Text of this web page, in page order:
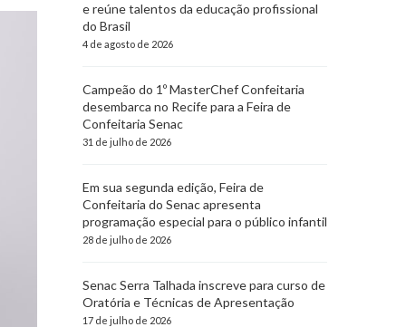
e reúne talentos da educação profissional
do Brasil
4 de agosto de 2026
Campeão do 1º MasterChef Confeitaria
desembarca no Recife para a Feira de
Confeitaria Senac
31 de julho de 2026
Em sua segunda edição, Feira de
Confeitaria do Senac apresenta
programação especial para o público infantil
28 de julho de 2026
Senac Serra Talhada inscreve para curso de
Oratória e Técnicas de Apresentação
17 de julho de 2026